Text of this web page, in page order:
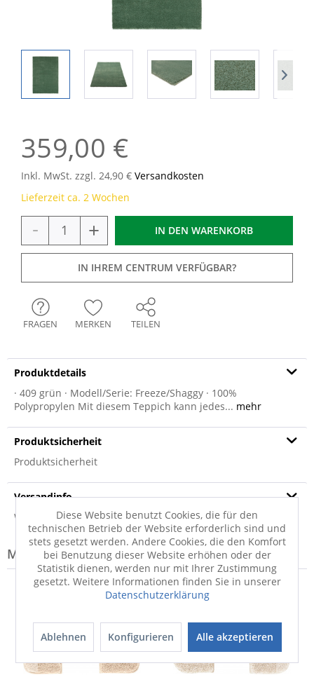
359,00 €
Inkl. MwSt. zzgl. 24,90 € Versandkosten
Lieferzeit ca. 2 Wochen
- + IN DEN WARENKORB
IN IHREM CENTRUM VERFÜGBAR?
FRAGEN MERKEN TEILEN
Produktdetails
· 409 grün · Modell/Serie: Freeze/Shaggy · 100%
Polypropylen Mit diesem Teppich kann jedes... mehr
Produktsicherheit
Produktsicherheit
Versandinfo
Weitere Informationen zum Versand...
Modell-Familie: MELANGE
Diese Website benutzt Cookies, die für den
technischen Betrieb der Website erforderlich sind und
stets gesetzt werden. Andere Cookies, die den Komfort
bei Benutzung dieser Website erhöhen oder der
Statistik dienen, werden nur mit Ihrer Zustimmung
gesetzt. Weitere Informationen finden Sie in unserer
Datenschutzerklärung
Ablehnen Konfigurieren Alle akzeptieren